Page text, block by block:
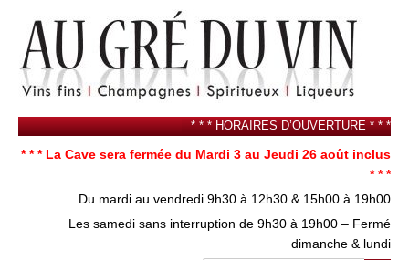
* * * HORAIRES D’OUVERTURE * * *
* * * La Cave sera fermée du Mardi 3 au Jeudi 26 août inclus
* * *
Du mardi au vendredi 9h30 à 12h30 & 15h00 à 19h00
Les samedi sans interruption de 9h30 à 19h00 – Fermé
dimanche & lundi